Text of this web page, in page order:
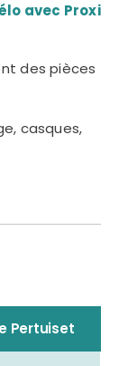
avec Proxi
des pièces
casques,
Pertuiset